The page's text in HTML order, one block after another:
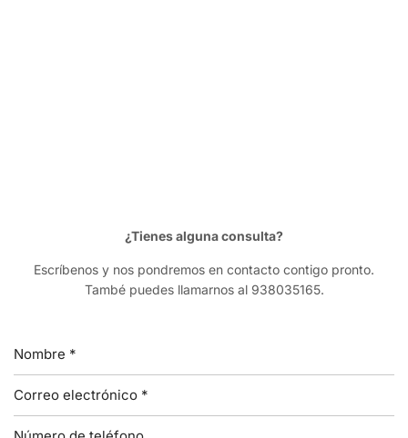
¿Tienes alguna consulta?
Escríbenos y nos pondremos en contacto contigo pronto.
També puedes llamarnos al 938035165.
electrónico
*Número